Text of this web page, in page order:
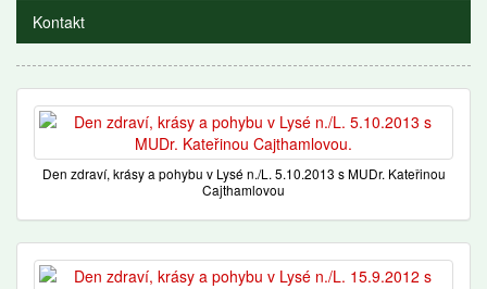
Kontakt
Den zdraví, krásy a pohybu v Lysé n./L. 5.10.2013 s MUDr. Kateřinou
Cajthamlovou